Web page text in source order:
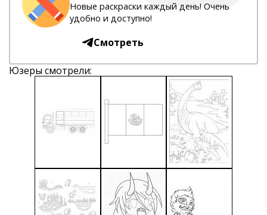
Новые раскраски каждый день! Очень
удобно и доступно!
Смотреть
Юзеры смотрели: